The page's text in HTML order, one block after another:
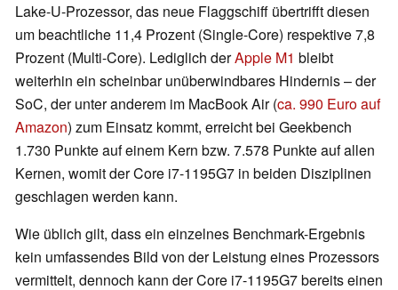
Lake-U-Prozessor, das neue Flaggschiff übertrifft diesen
um beachtliche 11,4 Prozent (Single-Core) respektive 7,8
Prozent (Multi-Core). Lediglich derApple M1 bleibt
weiterhin ein scheinbar unüberwindbares Hindernis – der
SoC, der unter anderem im MacBook Air (ca. 990 Euro auf
Amazon) zum Einsatz kommt, erreicht bei Geekbench
1.730 Punkte auf einem Kern bzw. 7.578 Punkte auf allen
Kernen, womit der Core i7-1195G7 in beiden Disziplinen
geschlagen werden kann.
Wie üblich gilt, dass ein einzelnes Benchmark-Ergebnis
kein umfassendes Bild von der Leistung eines Prozessors
vermittelt, dennoch kann der Core i7-1195G7 bereits einen